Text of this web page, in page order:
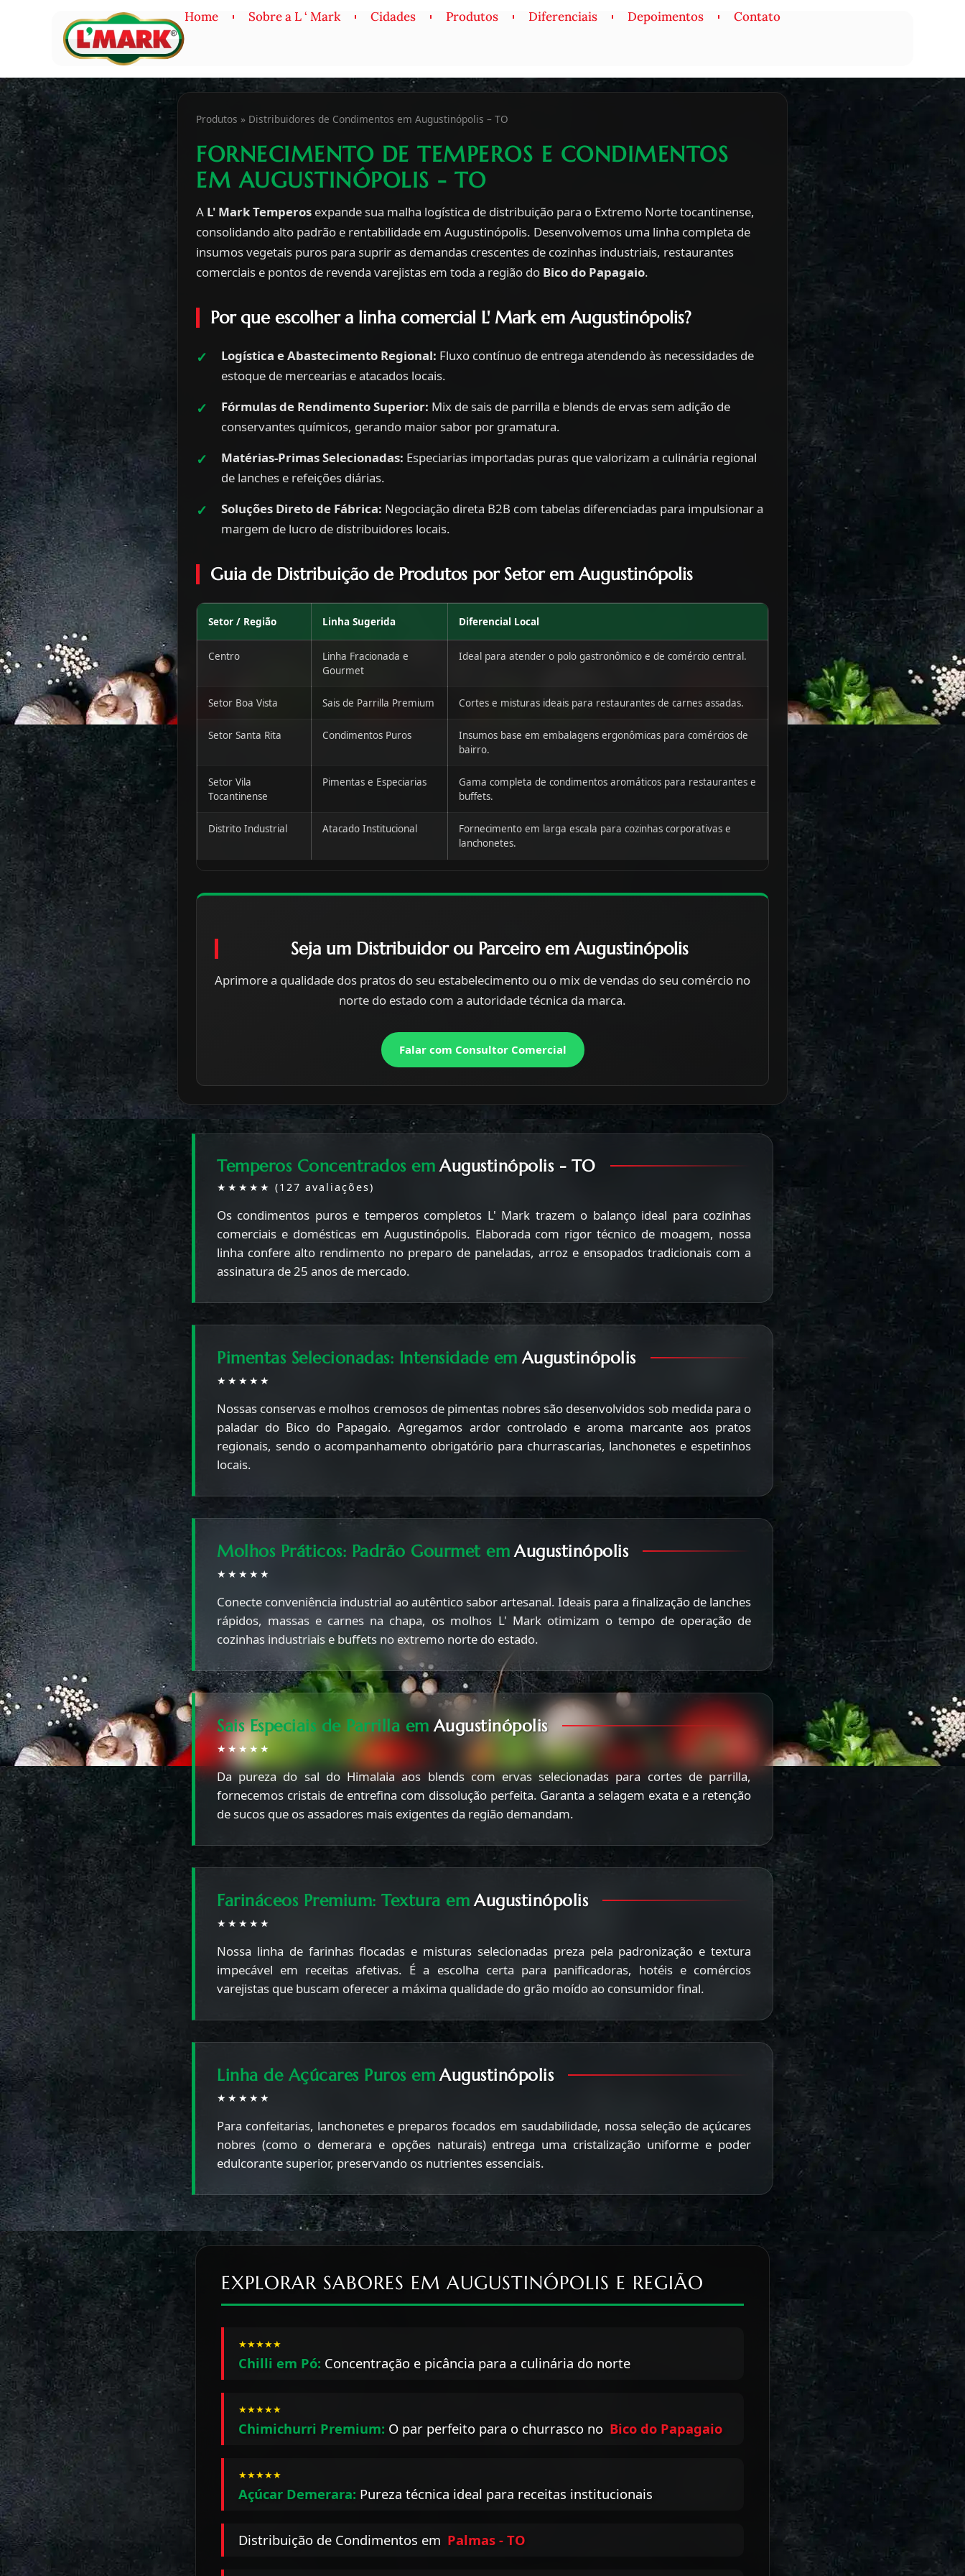
Home Sobre a L ‘ Mark Cidades Produtos Diferenciais Depoimentos Contato
Produtos » Distribuidores de Condimentos em Augustinópolis – TO
FORNECIMENTO DE TEMPEROS E CONDIMENTOS
EM AUGUSTINÓPOLIS - TO
A L' Mark Temperos expande sua malha logística de distribuição para o Extremo Norte tocantinense,
consolidando alto padrão e rentabilidade em Augustinópolis. Desenvolvemos uma linha completa de
insumos vegetais puros para suprir as demandas crescentes de cozinhas industriais, restaurantes
comerciais e pontos de revenda varejistas em toda a região do Bico do Papagaio.
Por que escolher a linha comercial L' Mark em Augustinópolis?
Logística e Abastecimento Regional: Fluxo contínuo de entrega atendendo às necessidades de
estoque de mercearias e atacados locais.
Fórmulas de Rendimento Superior: Mix de sais de parrilla e blends de ervas sem adição de
conservantes químicos, gerando maior sabor por gramatura.
Matérias-Primas Selecionadas: Especiarias importadas puras que valorizam a culinária regional
de lanches e refeições diárias.
Soluções Direto de Fábrica: Negociação direta B2B com tabelas diferenciadas para impulsionar a
margem de lucro de distribuidores locais.
Guia de Distribuição de Produtos por Setor em Augustinópolis
Setor / Região Linha Sugerida Diferencial Local
Centro
Linha Fracionada e
Gourmet
Ideal para atender o polo gastronômico e de comércio central.
Setor Boa Vista Sais de Parrilla Premium Cortes e misturas ideais para restaurantes de carnes assadas.
Setor Santa Rita Condimentos Puros
Insumos base em embalagens ergonômicas para comércios de
bairro.
Setor Vila
Tocantinense
Pimentas e Especiarias
Gama completa de condimentos aromáticos para restaurantes e
buffets.
Distrito Industrial Atacado Institucional
Fornecimento em larga escala para cozinhas corporativas e
lanchonetes.
Seja um Distribuidor ou Parceiro em Augustinópolis
Aprimore a qualidade dos pratos do seu estabelecimento ou o mix de vendas do seu comércio no
norte do estado com a autoridade técnica da marca.
Falar com Consultor Comercial
Temperos Concentrados em Augustinópolis - TO
★★★★★ (127 avaliações)
Os condimentos puros e temperos completos L' Mark trazem o balanço ideal para cozinhas
comerciais e domésticas em Augustinópolis. Elaborada com rigor técnico de moagem, nossa
linha confere alto rendimento no preparo de paneladas, arroz e ensopados tradicionais com a
assinatura de 25 anos de mercado.
Pimentas Selecionadas: Intensidade em Augustinópolis
★★★★★
Nossas conservas e molhos cremosos de pimentas nobres são desenvolvidos sob medida para o
paladar do Bico do Papagaio. Agregamos ardor controlado e aroma marcante aos pratos
regionais, sendo o acompanhamento obrigatório para churrascarias, lanchonetes e espetinhos
locais.
Molhos Práticos: Padrão Gourmet em Augustinópolis
★★★★★
Conecte conveniência industrial ao autêntico sabor artesanal. Ideais para a finalização de lanches
rápidos, massas e carnes na chapa, os molhos L' Mark otimizam o tempo de operação de
cozinhas industriais e buffets no extremo norte do estado.
Sais Especiais de Parrilla em Augustinópolis
★★★★★
Da pureza do sal do Himalaia aos blends com ervas selecionadas para cortes de parrilla,
fornecemos cristais de entrefina com dissolução perfeita. Garanta a selagem exata e a retenção
de sucos que os assadores mais exigentes da região demandam.
Farináceos Premium: Textura em Augustinópolis
★★★★★
Nossa linha de farinhas flocadas e misturas selecionadas preza pela padronização e textura
impecável em receitas afetivas. É a escolha certa para panificadoras, hotéis e comércios
varejistas que buscam oferecer a máxima qualidade do grão moído ao consumidor final.
Linha de Açúcares Puros em Augustinópolis
★★★★★
Para confeitarias, lanchonetes e preparos focados em saudabilidade, nossa seleção de açúcares
nobres (como o demerara e opções naturais) entrega uma cristalização uniforme e poder
edulcorante superior, preservando os nutrientes essenciais.
EXPLORAR SABORES EM AUGUSTINÓPOLIS E REGIÃO
★★★★★
Chilli em Pó: Concentração e picância para a culinária do norte
★★★★★
Chimichurri Premium: O par perfeito para o churrasco no Bico do Papagaio
★★★★★
Açúcar Demerara: Pureza técnica ideal para receitas institucionais
Distribuição de Condimentos em Palmas - TO